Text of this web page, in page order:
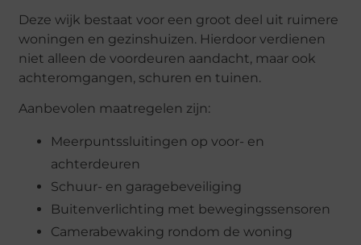
Deze wijk bestaat voor een groot deel uit ruimere
woningen en gezinshuizen. Hierdoor verdienen
niet alleen de voordeuren aandacht, maar ook
achteromgangen, schuren en tuinen.
Aanbevolen maatregelen zijn:
Meerpuntssluitingen op voor- en
achterdeuren
Schuur- en garagebeveiliging
Buitenverlichting met bewegingssensoren
Camerabewaking rondom de woning